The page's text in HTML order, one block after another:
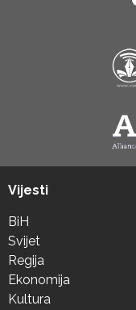
Vijesti
BiH
Svijet
Regija
Ekonomija
Kultura